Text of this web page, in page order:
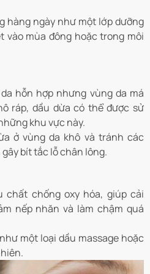
hàng ngày như một lớp dưỡng
vào mùa đông hoặc trong môi
hỗn hợp nhưng vùng da má
ráp, dầu dừa có thể được sử
khu vực này.
ở vùng da khô và tránh các
bít tắc lỗ chân lông.
chất chống oxy hóa, giúp cải
nếp nhăn và làm chậm quá
một loại dầu massage hoặc